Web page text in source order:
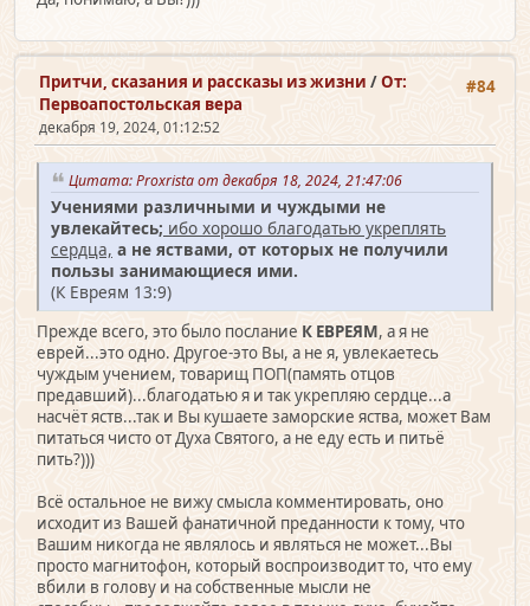
#84
Притчи, сказания и рассказы из жизни /От:
Первоапостольская вера
декабря 19, 2024, 01:12:52
Цитата: Proxrista от декабря 18, 2024, 21:47:06
Учениями различными и чуждыми не
увлекайтесь; ибо хорошо благодатью укреплять
сердца, а не яствами, от которых не получили
пользы занимающиеся ими.
(К Евреям 13:9)
Прежде всего, это было послание К ЕВРЕЯМ, а я не
еврей...это одно. Другое-это Вы, а не я, увлекаетесь
чуждым учением, товарищ ПОП(память отцов
предавший)...благодатью я и так укрепляю сердце...а
насчёт яств...так и Вы кушаете заморские яства, может Вам
питаться чисто от Духа Святого, а не еду есть и питьё
пить?)))
Всё остальное не вижу смысла комментировать, оно
исходит из Вашей фанатичной преданности к тому, что
Вашим никогда не являлось и являться не может...Вы
просто магнитофон, который воспроизводит то, что ему
вбили в голову и на собственные мысли не